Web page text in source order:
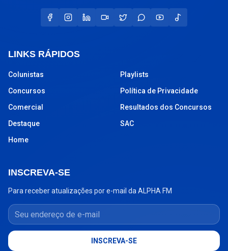
LINKS RÁPIDOS
Colunistas
Concursos
Comercial
Destaque
Home
Playlists
Política de Privacidade
Resultados dos Concursos
SAC
INSCREVA-SE
Para receber atualizações por e-mail da ALPHA FM
Seu endereço de e-mail
INSCREVA-SE